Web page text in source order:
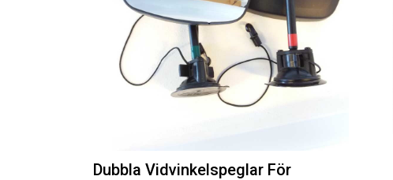
Dubbla Vidvinkelspeglar För